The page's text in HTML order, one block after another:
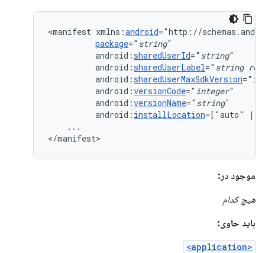
<manifest xmlns:android
package=" string
android:sharedUserId=" string
android:sharedUserLabel=" string
android:sharedUserMaxSdkVersion="
android:versionCode=" integer
android:versionName=" string
android: installLocation=["auto" |
...
</manifest>
موجود در:
هیچ کدام
باید حاوی:
<application>